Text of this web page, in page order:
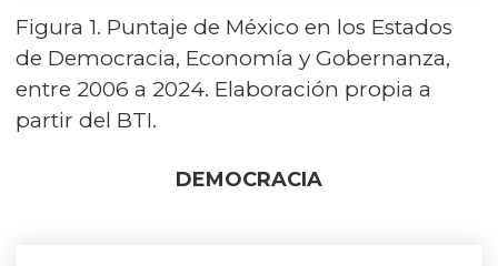
Figura 1. Puntaje de México en los Estados
de Democracia, Economía y Gobernanza,
entre 2006 a 2024. Elaboración propia a
partir del BTI.
DEMOCRACIA